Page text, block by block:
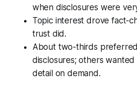
when disclosures were
Topic interest drove fact-
trust did.
About two-thirds
disclosures; others
detail on demand .